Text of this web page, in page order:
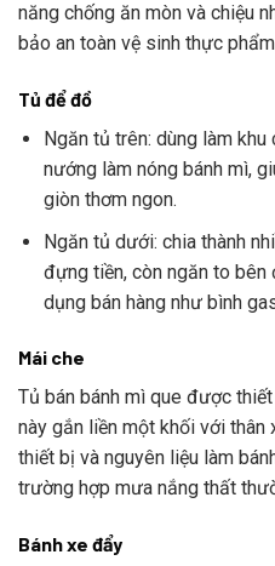
năng chống ăn mòn và chiệu
bảo an toàn vệ sinh thực
Tủ để đồ
Ngăn tủ trên: dùng làm
nướng làm nóng bánh mì,
giòn thơm ngon.
Ngăn tủ dưới: chia thành
đựng tiền, còn ngăn to
dụng bán hàng như bình
Mái che
Tủ bán bánh mì que được
này gắn liền một khối với thân
thiết bị và nguyên liệu làm
trường hợp mưa nắng thất
Bánh xe đẩy